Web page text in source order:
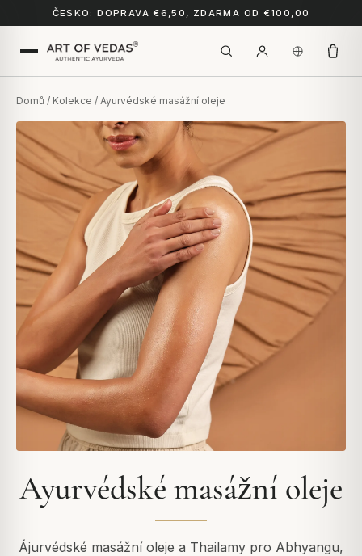
ČESKO: DOPRAVA €6,50, ZDARMA OD €100,00
Domů / Kolekce / Ayurvédské masážní oleje
Ayurvédské masážní oleje
Ájurvédské masážní oleje a Thailamy pro Abhyangu,